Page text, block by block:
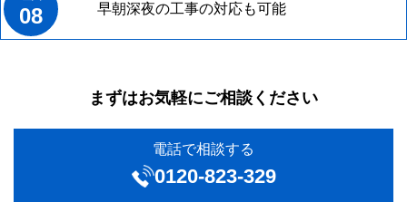
08 早朝深夜の工事の対応も可能
まずはお気軽にご相談ください
電話で相談する
0120‐823-329